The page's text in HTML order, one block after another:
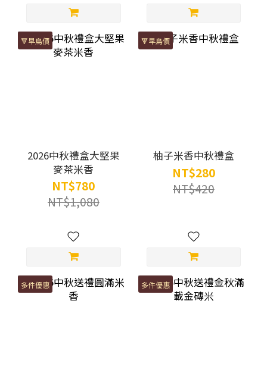
🔻早鳥價
2026中秋禮盒大堅果
麥茶米香
NT$780
NT$1,080
🔻早鳥價
柚子米香中秋禮盒
NT$280
NT$420
多件優惠 多件優惠